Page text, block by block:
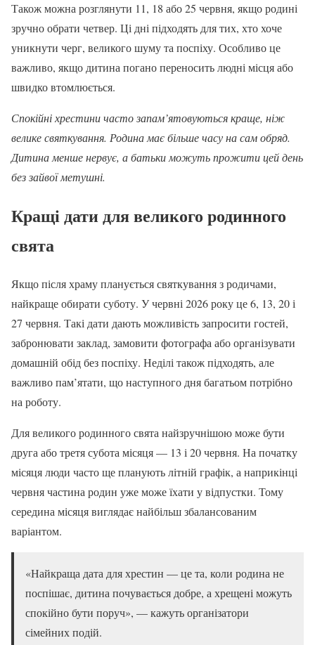
Також можна розглянути 11, 18 або 25 червня, якщо родині
зручно обрати четвер. Ці дні підходять для тих, хто хоче
уникнути черг, великого шуму та поспіху. Особливо це
важливо, якщо дитина погано переносить людні місця або
швидко втомлюється.
Спокійні хрестини часто запам’ятовуються краще, ніж
велике святкування. Родина має більше часу на сам обряд.
Дитина менше нервує, а батьки можуть прожити цей день
без зайвої метушні.
Кращі дати для великого родинного
свята
Якщо після храму планується святкування з родичами,
найкраще обирати суботу. У червні 2026 року це 6, 13, 20 і
27 червня. Такі дати дають можливість запросити гостей,
забронювати заклад, замовити фотографа або організувати
домашній обід без поспіху. Неділі також підходять, але
важливо пам’ятати, що наступного дня багатьом потрібно
на роботу.
Для великого родинного свята найзручнішою може бути
друга або третя субота місяця — 13 і 20 червня. На початку
місяця люди часто ще планують літній графік, а наприкінці
червня частина родин уже може їхати у відпустки. Тому
середина місяця виглядає найбільш збалансованим
варіантом.
«Найкраща дата для хрестин — це та, коли родина не
поспішає, дитина почувається добре, а хрещені можуть
спокійно бути поруч», — кажуть організатори
сімейних подій.